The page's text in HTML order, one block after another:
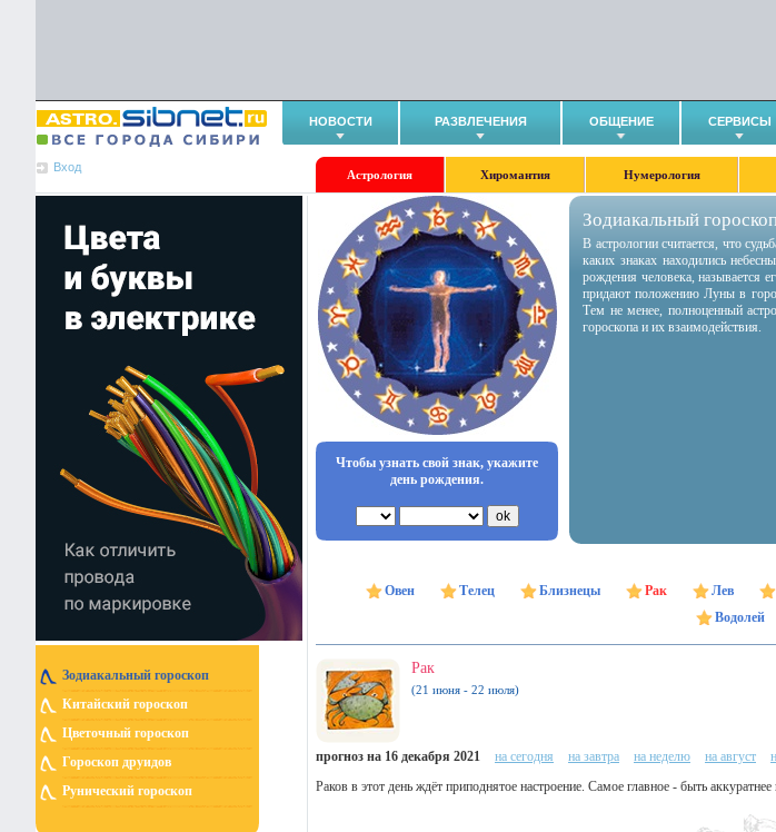
НОВОСТИ РАЗВЛЕЧЕНИЯ ОБЩЕНИЕ СЕРВИСЫ
Вход
Астрология Хиромантия Нумерология
Зодиакальный гороскоп
Китайский гороскоп
Цветочный гороскоп
Гороскоп друидов
Рунический гороскоп
Чтобы узнать свой знак, укажите
день рождения.
Зодиакальный
В астрологии считается, что
каких знаках находились
рождения человека, называется
придают положению Луны в
Тем не менее, полноценный
гороскопа и их взаимодействия.
Овен Телец Близнецы Рак Лев
Водолей
Рак
(21 июня - 22 июля)
прогноз на 16 декабря 2021 на сегодня на завтра на неделю на август
Раков в этот день ждёт приподнятое настроение. Самое главное - быть